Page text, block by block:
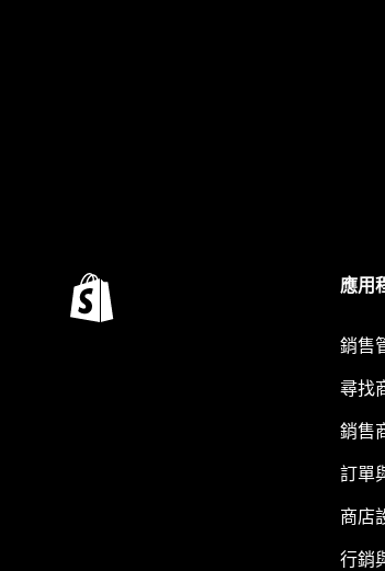
應用
銷售
尋找
銷售
訂單
商店
行銷